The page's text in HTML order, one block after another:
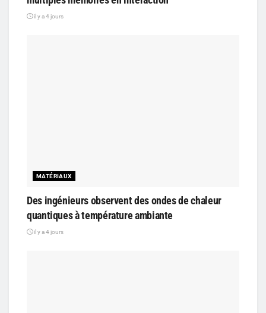
il y a 4 jours
MATÉRIAUX
Des ingénieurs observent des ondes de chaleur
quantiques à température ambiante
il y a 4 jours